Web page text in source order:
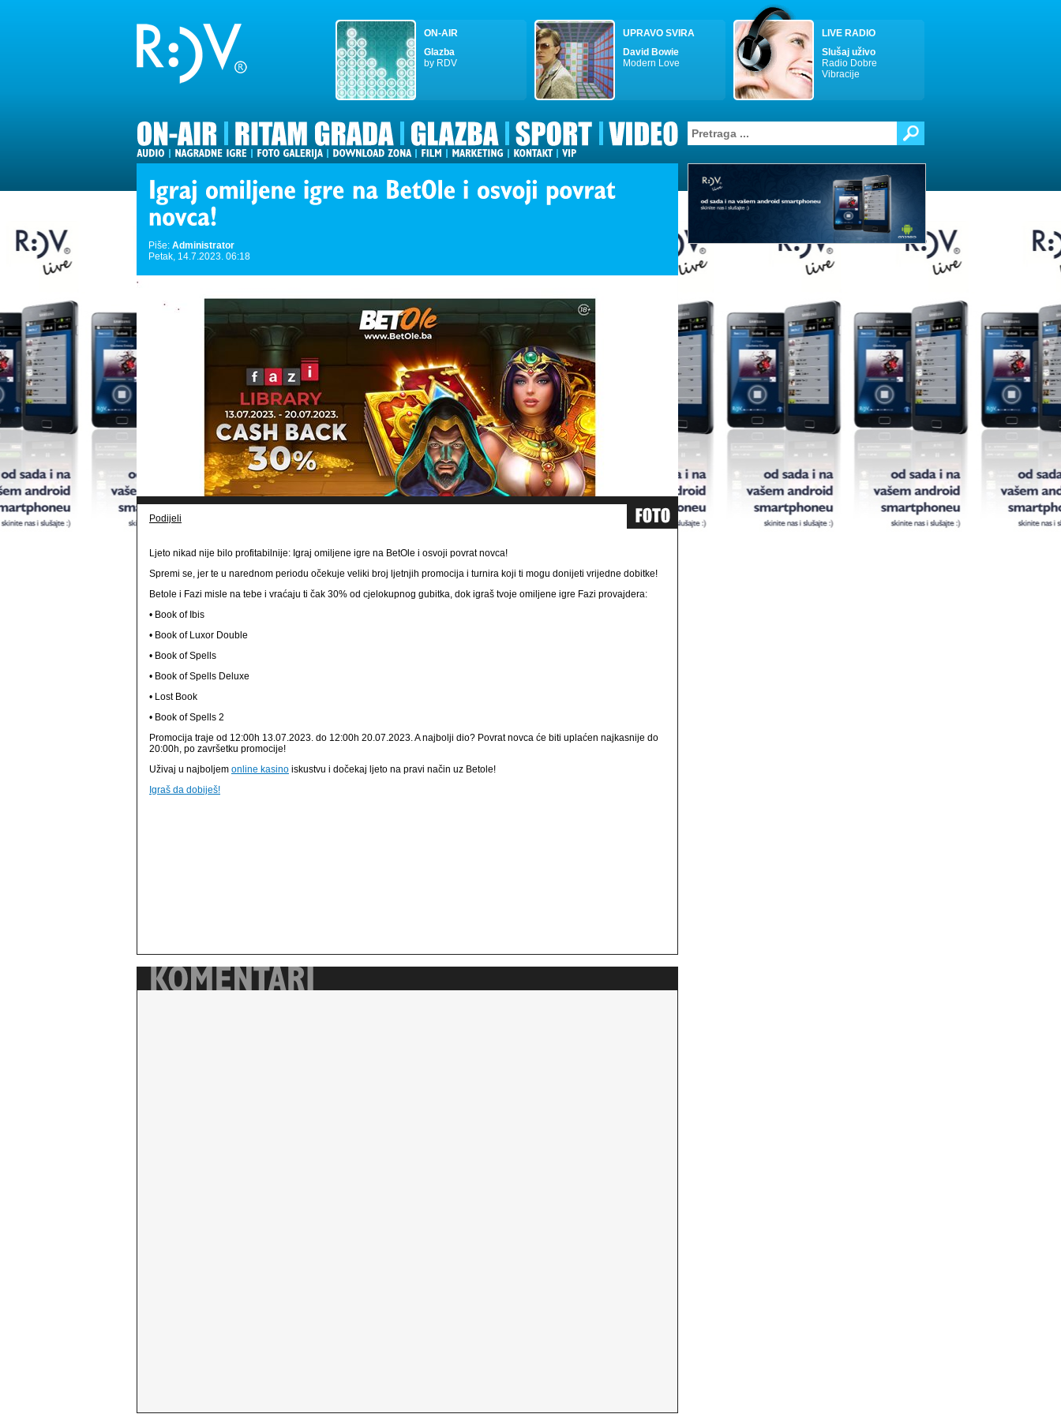
ON-AIR
Glazba
by RDV
UPRAVO SVIRA
David Bowie
Modern Love
LIVE RADIO
Slušaj uživo
Radio Dobre
Vibracije
Piše: Administrator
Petak, 14.7.2023. 06:18
Podijeli
Ljeto nikad nije bilo profitabilnije: Igraj omiljene igre na BetOle i osvoji povrat novca!
Spremi se, jer te u narednom periodu očekuje veliki broj ljetnjih promocija i turnira koji ti mogu donijeti vrijedne dobitke!
Betole i Fazi misle na tebe i vraćaju ti čak 30% od cjelokupnog gubitka, dok igraš tvoje omiljene igre Fazi provajdera:
• Book of Ibis
• Book of Luxor Double
• Book of Spells
• Book of Spells Deluxe
• Lost Book
• Book of Spells 2
Promocija traje od 12:00h 13.07.2023. do 12:00h 20.07.2023. A najbolji dio? Povrat novca će biti uplaćen najkasnije do
20:00h, po završetku promocije!
Uživaj u najboljem online kasino iskustvu i dočekaj ljeto na pravi način uz Betole!
Igraš da dobiješ!